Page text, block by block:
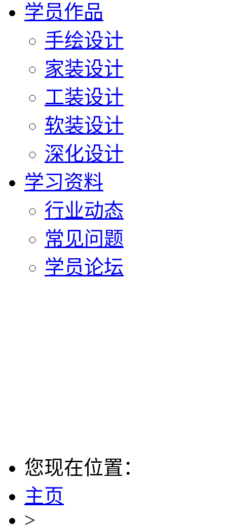
学员作品
手绘设计
家装设计
工装设计
软装设计
深化设计
学习资料
行业动态
常见问题
学员论坛
您现在位置：
主页
>